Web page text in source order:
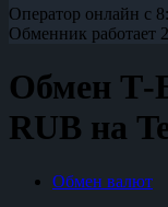
Оператор онлайн с
Обменник работает
Обмен Т-
RUB на
Обмен валют